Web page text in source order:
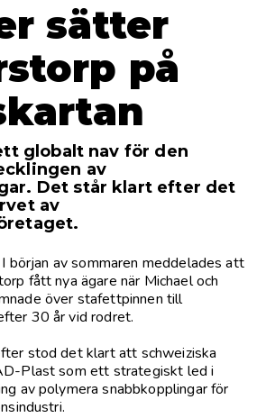
sätter
på
globalt nav för den
av
Det står klart efter det
av
början av sommaren meddelades att
fått nya ägare när Michael och
över stafettpinnen till
30 år vid rodret.
stod det klart att schweiziska
Plast som ett strategiskt led i
av polymera snabbkopplingar för